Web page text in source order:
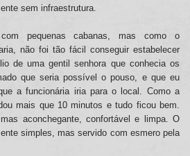
sem infraestrutura.
pequenas cabanas, mas como o
não foi tão fácil conseguir estabelecer
de uma gentil senhora que conhecia os
que seria possível o pouso, e que eu
a funcionária iria para o local. Como a
mais que 10 minutos e tudo ficou bem.
aconchegante, confortável e limpa. O
simples, mas servido com esmero pela